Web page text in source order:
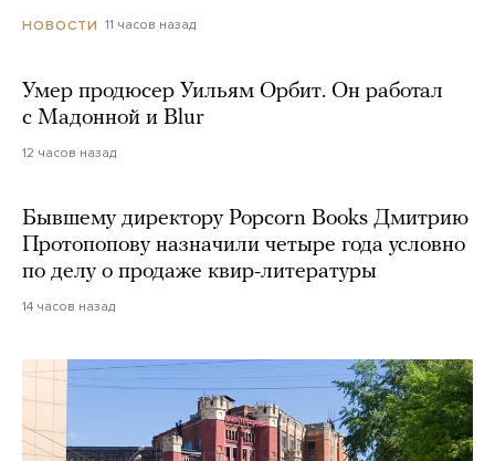
НОВОСТИ 11 часов назад
Умер продюсер Уильям Орбит. Он работал
с Мадонной и Blur
12 часов назад
Бывшему директору Popcorn Books Дмитрию
Протопопову назначили четыре года условно
по делу о продаже квир-литературы
14 часов назад